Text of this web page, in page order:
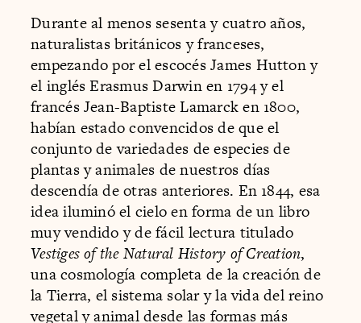
Durante al menos sesenta y cuatro años,
naturalistas británicos y franceses,
empezando por el escocés James Hutton y
el inglés Erasmus Darwin en 1794 y el
francés Jean-Baptiste Lamarck en 1800,
habían estado convencidos de que el
conjunto de variedades de especies de
plantas y animales de nuestros días
descendía de otras anteriores. En 1844, esa
idea iluminó el cielo en forma de un libro
muy vendido y de fácil lectura titulado
Vestiges of the Natural History of Creation,
una cosmología completa de la creación de
la Tierra, el sistema solar y la vida del reino
vegetal y animal desde las formas más